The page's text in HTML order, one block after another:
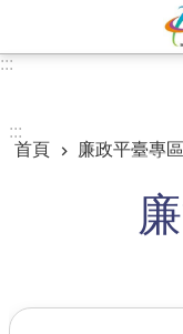
業務資訊
:::
:::
首頁
廉政平臺專區